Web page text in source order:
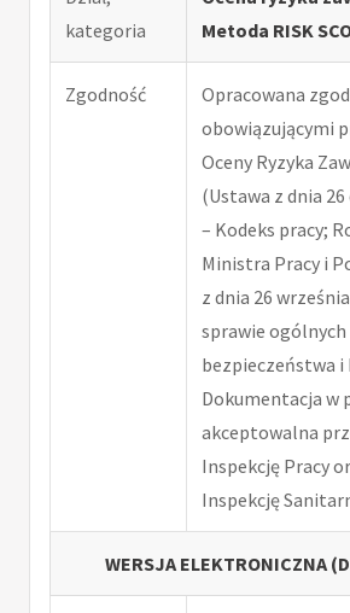
kategoria
Metoda RISK
Zgodność
Opracowana
obowiązującymi
Oceny Ryzyka
(Ustawa z dnia 26
– Kodeks pracy;
Ministra Pracy i
z dnia 26
sprawie
bezpieczeństwa i
Dokumentacja w
akceptowalna
Inspekcję Pracy
Inspekcję
WERSJA ELEKTRONICZNA